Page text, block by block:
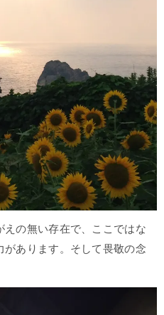
の無い存在で、ここではな
あります。そして畏敬の念